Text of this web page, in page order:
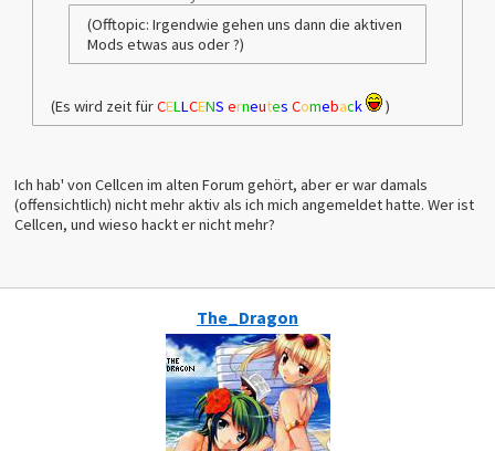
(Offtopic: Irgendwie gehen uns dann die aktiven
Mods etwas aus oder ?)
(Es wird zeit fürCELLCENS erneutes Comeback )
Ich hab' von Cellcen im alten Forum gehört, aber er war damals
(offensichtlich) nicht mehr aktiv als ich mich angemeldet hatte. Wer ist
Cellcen, und wieso hackt er nicht mehr?
The_Dragon